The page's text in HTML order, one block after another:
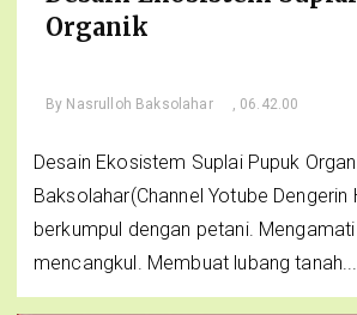
Organik
By Nasrulloh Baksolahar , 06.42.00
Desain Ekosistem Suplai Pupuk
Baksolahar(Channel Yotube Dengerin
berkumpul dengan petani.
mencangkul. Membuat lubang tanah...